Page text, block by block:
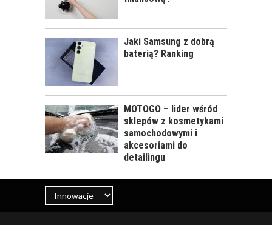
Jaki Samsung z dobrą
baterią? Ranking
MOTOGO – lider wśród
sklepów z kosmetykami
samochodowymi i
akcesoriami do
detailingu